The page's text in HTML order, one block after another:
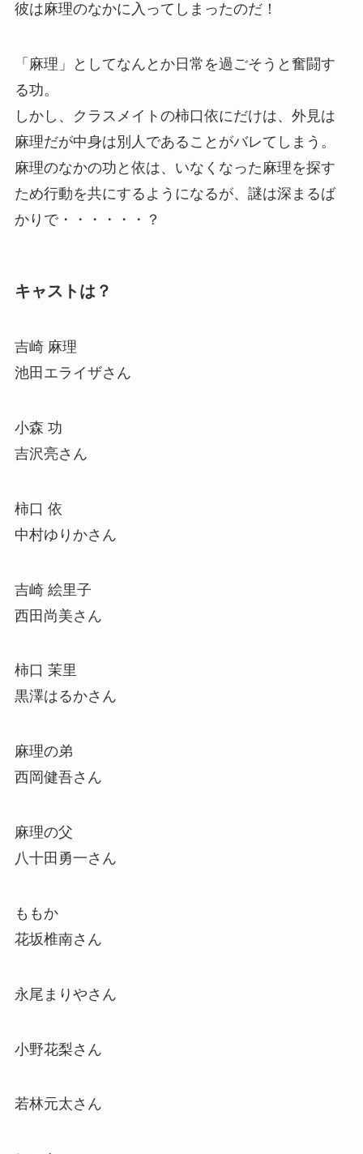
彼は麻理のなかに入ってしまったのだ！
「麻理」としてなんとか日常を過ごそうと奮闘す
る功。
しかし、クラスメイトの柿口依にだけは、外見は
麻理だが中身は別人であることがバレてしまう。
麻理のなかの功と依は、いなくなった麻理を探す
ため行動を共にするようになるが、謎は深まるば
かりで・・・・・・？
キャストは？
吉崎 麻理
池田エライザさん
小森 功
吉沢亮さん
柿口 依
中村ゆりかさん
吉崎 絵里子
西田尚美さん
柿口 茉里
黒澤はるかさん
麻理の弟
西岡健吾さん
麻理の父
八十田勇一さん
ももか
花坂椎南さん
永尾まりやさん
小野花梨さん
若林元太さん